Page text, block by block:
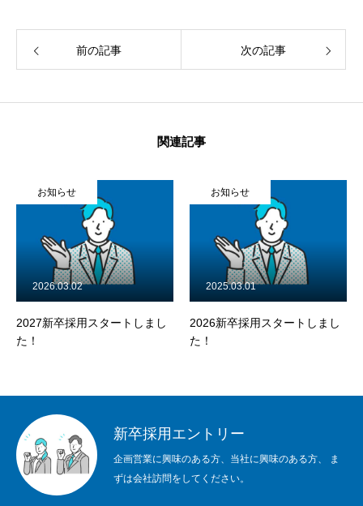
わたしたちの仕事
インタビュー
RECRUIT
公式INSTAGRAM
前の記事 次の記事
関連記事
タートしまし
2026新卒採用スタートしまし
2025.03.01
2月13日 キャリ
2025.01.21
新卒採用エントリー
企画営業に興味のある方、当社に興味のある方、 ま
ずは会社訪問をしてください。